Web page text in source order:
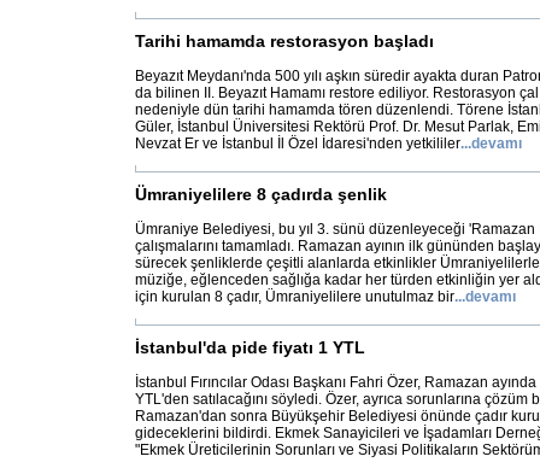
Tarihi hamamda restorasyon başladı
Beyazıt Meydanı'nda 500 yılı aşkın süredir ayakta duran
da bilinen II. Beyazıt Hamamı restore ediliyor. Restorasyon
nedeniyle dün tarihi hamamda tören düzenlendi. Törene
Güler, İstanbul Üniversitesi Rektörü Prof. Dr. Mesut Parlak,
Nevzat Er ve İstanbul İl Özel İdaresi'nden yetkililer...devamı
Ümraniyelilere 8 çadırda şenlik
Ümraniye Belediyesi, bu yıl 3. sünü düzenleyeceği
çalışmalarını tamamladı. Ramazan ayının ilk gününden
sürecek şenliklerde çeşitli alanlarda etkinlikler
müziğe, eğlenceden sağlığa kadar her türden etkinliğin yer
için kurulan 8 çadır, Ümraniyelilere unutulmaz bir...devamı
İstanbul'da pide fiyatı 1 YTL
İstanbul Fırıncılar Odası Başkanı Fahri Özer, Ramazan
YTL'den satılacağını söyledi. Özer, ayrıca sorunlarına çözüm
Ramazan'dan sonra Büyükşehir Belediyesi önünde çadır
gideceklerini bildirdi. Ekmek Sanayicileri ve İşadamları
"Ekmek Üreticilerinin Sorunları ve Siyasi Politikaların